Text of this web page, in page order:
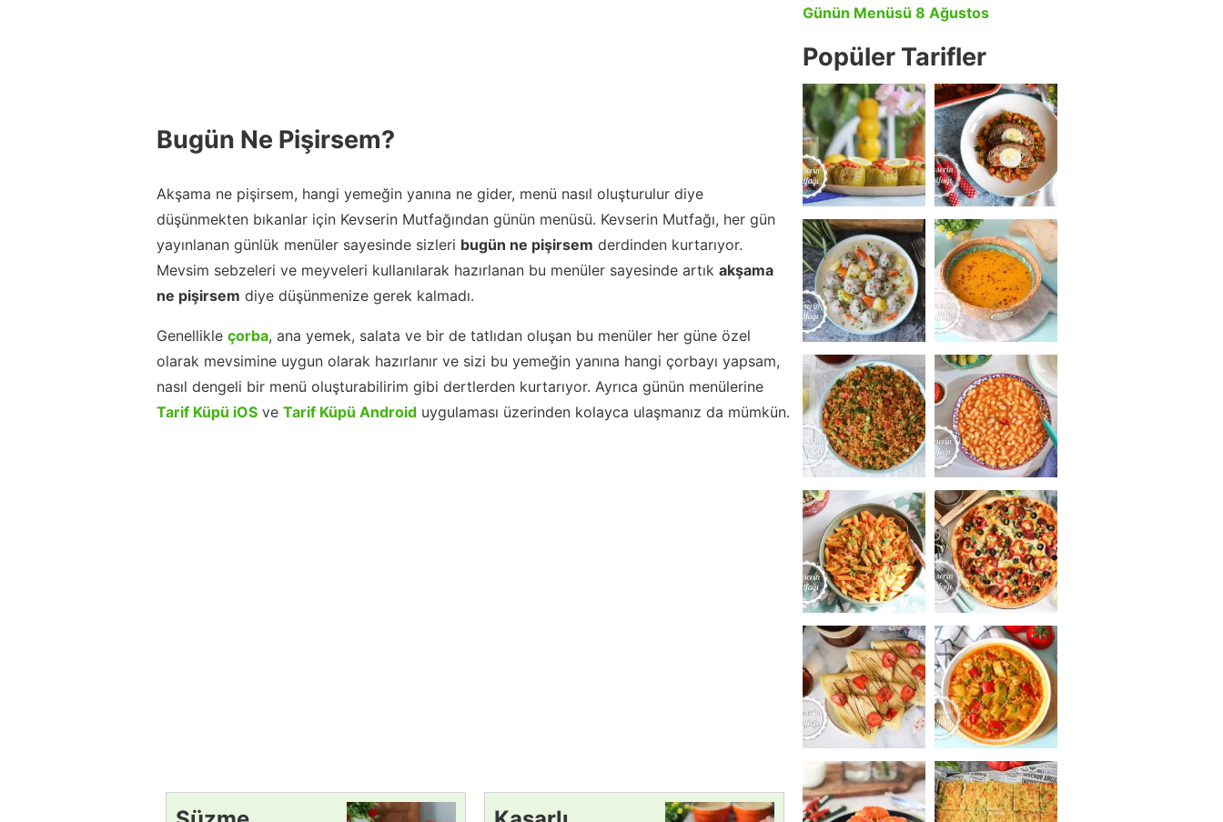
Bugün Ne Pişirsem?
Akşama ne pişirsem, hangi yemeğin yanına ne gider, menü nasıl oluşturulur diye
düşünmekten bıkanlar için Kevserin Mutfağından günün menüsü. Kevserin Mutfağı, her gün
yayınlanan günlük menüler sayesinde sizleri bugün ne pişirsem derdinden kurtarıyor.
Mevsim sebzeleri ve meyveleri kullanılarak hazırlanan bu menüler sayesinde artık akşama
ne pişirsem diye düşünmenize gerek kalmadı.
Genellikle çorba, ana yemek, salata ve bir de tatlıdan oluşan bu menüler her güne özel
olarak mevsimine uygun olarak hazırlanır ve sizi bu yemeğin yanına hangi çorbayı yapsam,
nasıl dengeli bir menü oluşturabilirim gibi dertlerden kurtarıyor. Ayrıca günün menülerine
Tarif Küpü iOS ve Tarif Küpü Android uygulaması üzerinden kolayca ulaşmanız da mümkün.
Günün Menüsü 8 Ağustos
Popüler Tarifler